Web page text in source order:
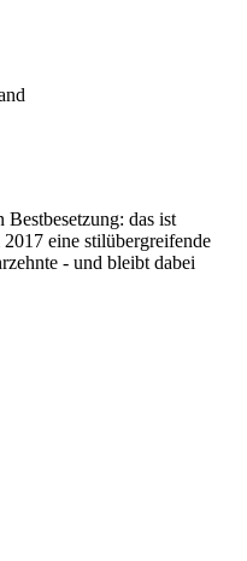
das ist
eine stilübergreifende
- und bleibt dabei